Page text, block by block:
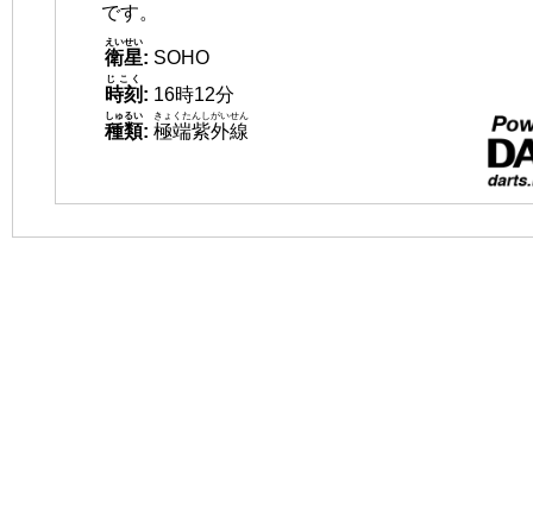
です。
衛星
えいせい
: SOHO
時刻
じこく
: 16時12分
種類
しゅるい
: 極端紫外線
きょくたんしがいせん